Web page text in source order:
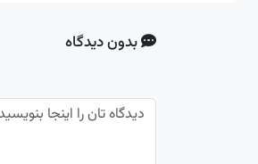
بدون دیدگاه